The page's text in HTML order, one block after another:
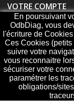
VOTRE COMPTE
PRODUITS
NOTRE SOCIÉTÉ
En poursuivant
OdbDiag, vous
l'écriture de
Ces Cookies (petits
suivre votre
vous reconnaitre
sécuriser votre
paramétrer les
obligations/
© 2026 -